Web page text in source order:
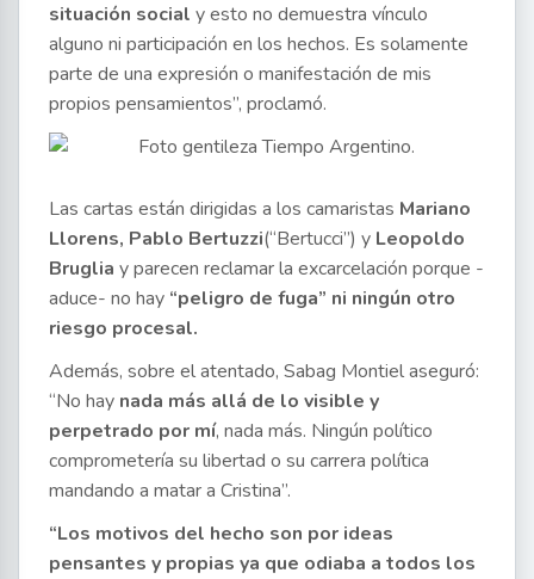
situación social y esto no demuestra vínculo
alguno ni participación en los hechos. Es solamente
parte de una expresión o manifestación de mis
propios pensamientos”, proclamó.
Las cartas están dirigidas a los camaristas Mariano
Llorens, Pablo Bertuzzi(“Bertucci”) y Leopoldo
Bruglia y parecen reclamar la excarcelación porque -
aduce- no hay “peligro de fuga” ni ningún otro
riesgo procesal.
Además, sobre el atentado, Sabag Montiel aseguró:
“No hay nada más allá de lo visible y
perpetrado por mí, nada más. Ningún político
comprometería su libertad o su carrera política
mandando a matar a Cristina”.
“Los motivos del hecho son por ideas
pensantes y propias ya que odiaba a todos los